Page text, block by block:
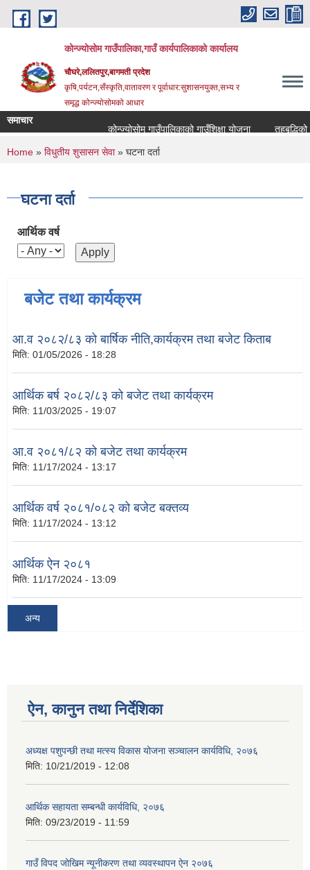
Skip to main content
कोन्ज्योसोम गाउँपालिका,गाउँ कार्यपालिकाको कार्यालय
चौघरे,ललितपुर,बागमती प्रदेश
कृषि,पर्यटन,सँस्कृति,वातावरण र पूर्वाधार:सुशासनयुक्त,सभ्य र
समृद्ध कोन्ज्योसोमको आधार
समाचार
कोन्ज्योसोम गाउँपालिकाको गाउँशिक्षा योजना
तहबृद्धिको
You are here
Home » विधुतीय शुसासन सेवा» घटना दर्ता
घटना दर्ता
आर्थिक वर्ष
बजेट तथा कार्यक्रम
आ.व २०८२/८३ को बार्षिक नीति,कार्यक्रम तथा बजेट किताब
मिति: 01/05/2026 - 18:28
आर्थिक बर्ष २०८२/८३ को बजेट तथा कार्यक्रम
मिति: 11/03/2025 - 19:07
आ.व २०८१/८२ को बजेट तथा कार्यक्रम
मिति: 11/17/2024 - 13:17
आर्थिक वर्ष २०८१/०८२ को बजेट बक्तव्य
मिति: 11/17/2024 - 13:12
आर्थिक ऐन २०८१
मिति: 11/17/2024 - 13:09
अन्य
ऐन, कानुन तथा निर्देशिका
अध्यक्ष पशुपन्छी तथा मत्स्य विकास योजना सञ्चालन कार्यविधि, २०७६
मिति: 10/21/2019 - 12:08
आर्थिक सहायता सम्बन्धी कार्यविधि, २०७६
मिति: 09/23/2019 - 11:59
गाउँ विपद जोखिम न्यूनीकरण तथा व्यवस्थापन ऐन २०७६